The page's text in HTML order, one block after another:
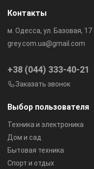
Выбор пользователя
Техника и электроника
Дом и сад
Бытовая техника
Спорт и отдых
Контакты
м. Одесса, ул. Базовая, 17
grey.com.ua@gmail.com
+38 (044) 333-40-21
Заказать звонок